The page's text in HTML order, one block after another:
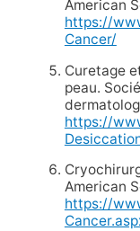
American
https://
Cancer/
Curetage
peau.
https://
American
https://